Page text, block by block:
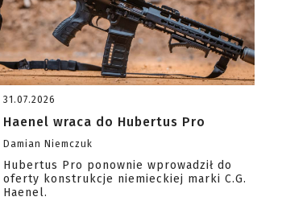
31.07.2026
Haenel wraca do Hubertus Pro
Damian Niemczuk
Hubertus Pro ponownie wprowadził do
oferty konstrukcje niemieckiej marki C.G.
Haenel.